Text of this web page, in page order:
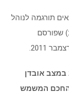
תורגמה לנוהל
שפורסם
במצב אובדן
החכם המשמש